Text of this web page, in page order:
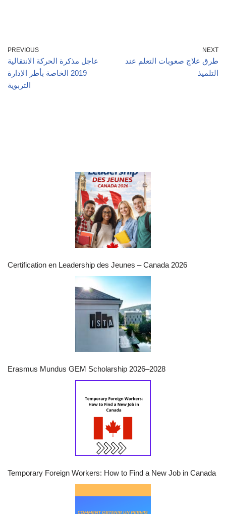
PREVIOUS
عاجل مذكرة الحركة الانتقالية
2019 الخاصة بأطر الإدارة
التربوية
NEXT
طرق علاج صعوبات التعلم عند
التلميذ
Certification en Leadership des Jeunes – Canada 2026
Erasmus Mundus GEM Scholarship 2026–2028
Temporary Foreign Workers: How to Find a New Job in Canada